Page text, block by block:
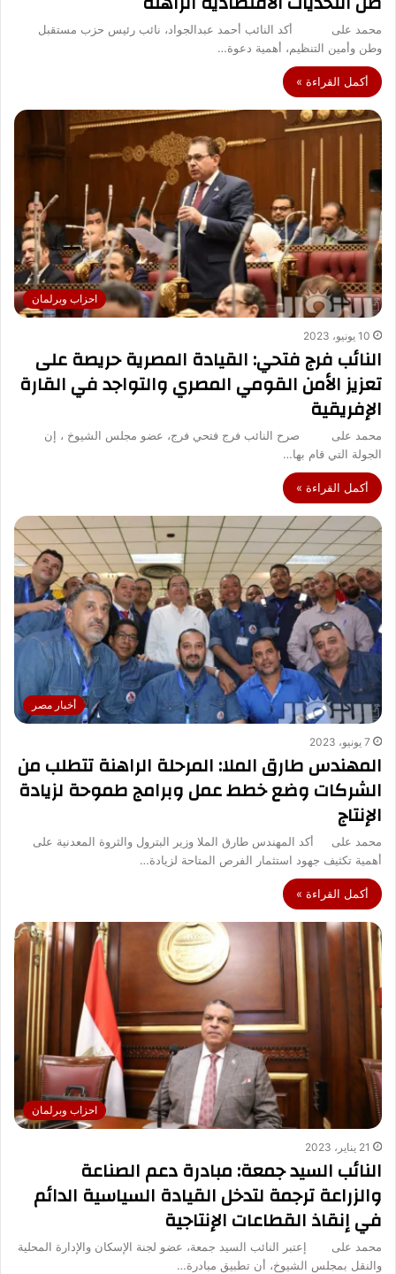
محمد على أكد النائب أحمد عبدالجواد، نائب رئيس حزب مستقبل
وطن وأمين التنظيم، أهمية دعوة…
أكمل القراءة »
احزاب وبرلمان
10 يونيو، 2023
النائب فرج فتحي: القيادة المصرية حريصة على
تعزيز الأمن القومي المصري والتواجد في القارة
الإفريقية
محمد على صرح النائب فرج فتحي فرج، عضو مجلس الشيوخ ، إن
الجولة التي قام بها…
أكمل القراءة »
أخبار مصر
7 يونيو، 2023
المهندس طارق الملا: المرحلة الراهنة تتطلب من
الشركات وضع خطط عمل وبرامج طموحة لزيادة
الإنتاج
محمد على أكد المهندس طارق الملا وزير البترول والثروة المعدنية على
أهمية تكثيف جهود استثمار الفرص المتاحة لزيادة…
أكمل القراءة »
احزاب وبرلمان
21 يناير، 2023
النائب السيد جمعة: مبادرة دعم الصناعة
والزراعة ترجمة لتدخل القيادة السياسية الدائم
في إنقاذ القطاعات الإنتاجية
محمد على إعتبر النائب السيد جمعة، عضو لجنة الإسكان والإدارة المحلية
والنقل بمجلس الشيوخ، أن تطبيق مبادرة…